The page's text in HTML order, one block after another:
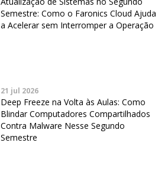
Semestre: Como o Faronics Cloud Ajuda
a Acelerar sem Interromper a Operação
21 jul 2026
Deep Freeze na Volta às Aulas: Como
Blindar Computadores Compartilhados
Contra Malware Nesse Segundo
Semestre